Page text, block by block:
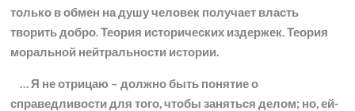
только в обмен на душу человек получает власть
творить добро. Теория исторических издержек. Теория
моральной нейтральности истории.
… Я не отрицаю – должно быть понятие о
справедливости для того, чтобы заняться делом; но, ей-